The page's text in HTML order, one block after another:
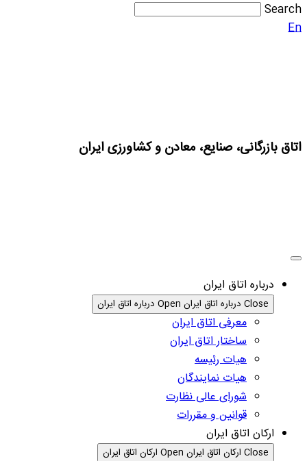
Search
En
اتاق بازرگانی، صنایع، معادن و کشاورزی ایران
درباره اتاق ایران
Close درباره اتاق ایران Open درباره اتاق ایران
معرفی اتاق ایران
ساختار اتاق ایران
هیات رئیسه
هیات نمایندگان
شورای عالی نظارت
قوانین و مقررات
ارکان اتاق ایران
Close ارکان اتاق ایران Open ارکان اتاق ایران